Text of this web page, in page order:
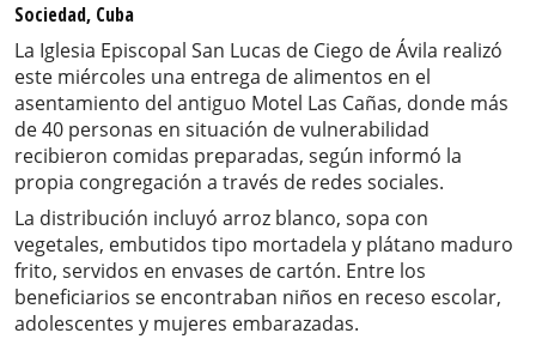
Sociedad, Cuba
La Iglesia Episcopal San Lucas de Ciego de Ávila realizó
este miércoles una entrega de alimentos en el
asentamiento del antiguo Motel Las Cañas, donde más
de 40 personas en situación de vulnerabilidad
recibieron comidas preparadas, según informó la
propia congregación a través de redes sociales.
La distribución incluyó arroz blanco, sopa con
vegetales, embutidos tipo mortadela y plátano maduro
frito, servidos en envases de cartón. Entre los
beneficiarios se encontraban niños en receso escolar,
adolescentes y mujeres embarazadas.